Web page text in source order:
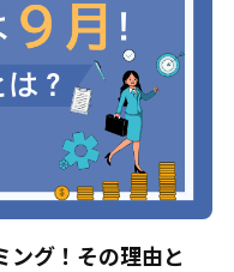
ング！その理由と